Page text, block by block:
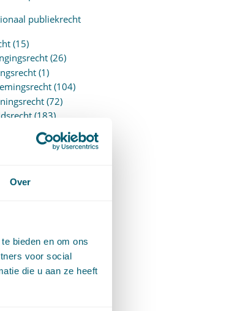
Over
bieden en om ons
voor social
die u aan ze heeft
publiekrecht
(15)
(26)
(1)
(104)
(72)
(183)
(27)
en familierecht
(12)
(323)
algemeen